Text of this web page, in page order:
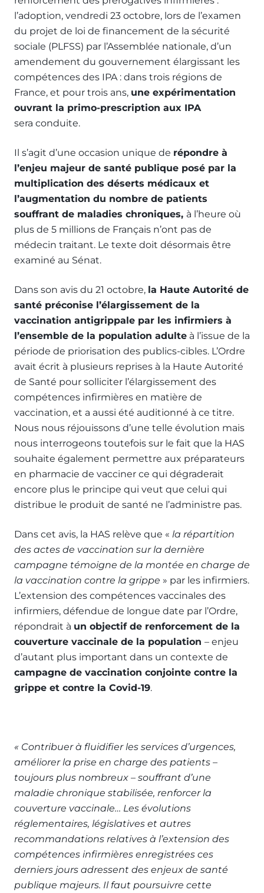
l’adoption, vendredi 23 octobre, lors de l’examen
du projet de loi de financement de la sécurité
sociale (PLFSS) par l’Assemblée nationale, d’un
amendement du gouvernement élargissant les
compétences des IPA : dans trois régions de
France, et pour trois ans, une expérimentation
ouvrant la primo-prescription aux IPA
sera conduite.
Il s’agit d’une occasion unique de répondre à
l’enjeu majeur de santé publique posé par la
multiplication des déserts médicaux et
l’augmentation du nombre de patients
souffrant de maladies chroniques, à l’heure où
plus de 5 millions de Français n’ont pas de
médecin traitant. Le texte doit désormais être
examiné au Sénat.
Dans son avis du 21 octobre, la Haute Autorité de
santé préconise l’élargissement de la
vaccination antigrippale par les infirmiers à
l’ensemble de la population adulte à l’issue de la
période de priorisation des publics-cibles. L’Ordre
avait écrit à plusieurs reprises à la Haute Autorité
de Santé pour solliciter l’élargissement des
compétences infirmières en matière de
vaccination, et a aussi été auditionné à ce titre.
Nous nous réjouissons d’une telle évolution mais
nous interrogeons toutefois sur le fait que la HAS
souhaite également permettre aux préparateurs
en pharmacie de vacciner ce qui dégraderait
encore plus le principe qui veut que celui qui
distribue le produit de santé ne l’administre pas.
Dans cet avis, la HAS relève que « la répartition
des actes de vaccination sur la dernière
campagne témoigne de la montée en charge de
la vaccination contre la grippe » par les infirmiers.
L’extension des compétences vaccinales des
infirmiers, défendue de longue date par l’Ordre,
répondrait à un objectif de renforcement de la
couverture vaccinale de la population – enjeu
d’autant plus important dans un contexte de
campagne de vaccination conjointe contre la
grippe et contre la Covid-19.
« Contribuer à fluidifier les services d’urgences,
améliorer la prise en charge des patients –
toujours plus nombreux – souffrant d’une
maladie chronique stabilisée, renforcer la
couverture vaccinale… Les évolutions
réglementaires, législatives et autres
recommandations relatives à l’extension des
compétences infirmières enregistrées ces
derniers jours adressent des enjeux de santé
publique majeurs. Il faut poursuivre cette